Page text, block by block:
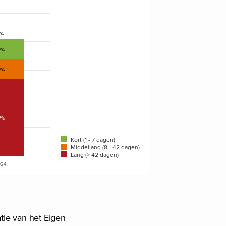
Kort (1 - 7 dagen)
Middellang (8 - 42 dagen)
Lang (> 42 dagen)
van het Eigen